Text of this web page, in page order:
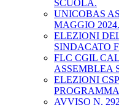
SCUOLA.
UNICOBAS
MAGGIO
ELEZIONI
SINDACATO
FLC CGIL
ASSEMBLEA
ELEZIONI
AVVISO N.